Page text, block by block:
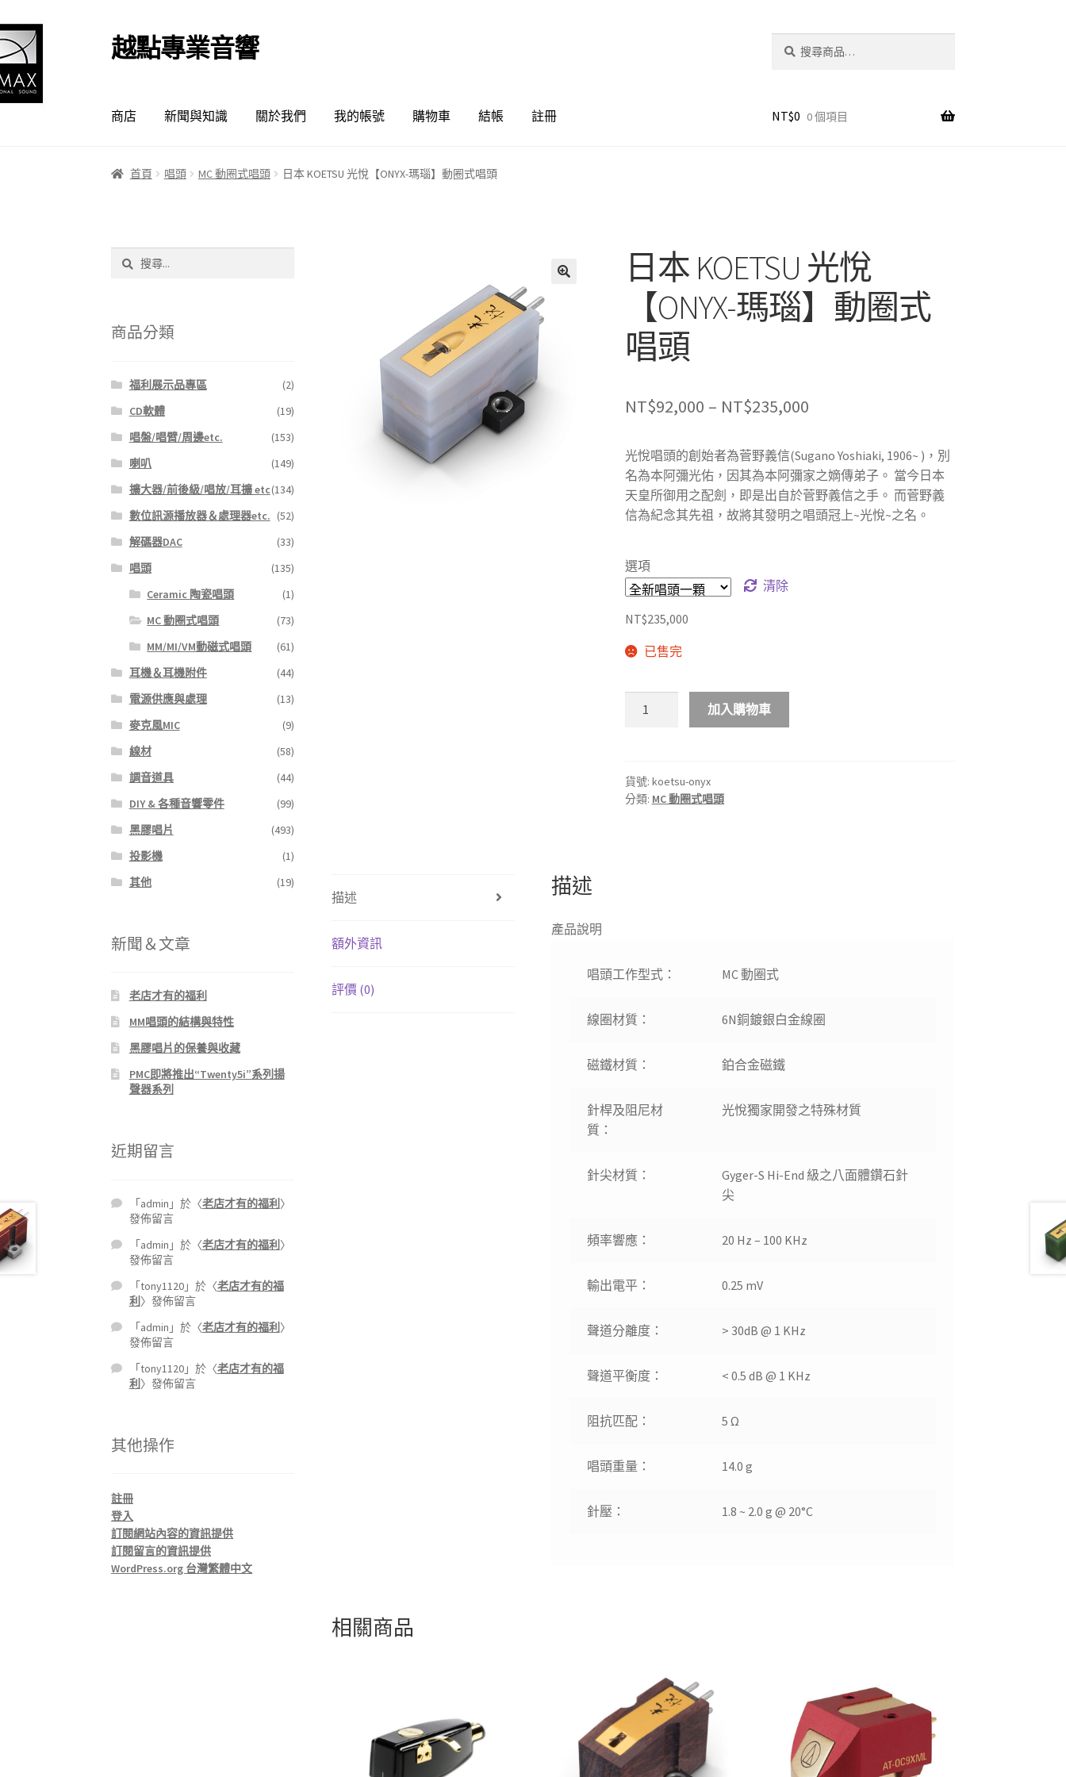
跳
至
列
跳
至
內
越點專業音響
字:
商店 新聞與知識 關於我們 我的帳號 購物車 結帳 註冊 NT$0 0 個項目
首頁 唱頭 MC 動圈式唱頭 日本 KOETSU 光悅【ONYX-瑪瑙】動圈式唱頭
日本 KOETSU 光悅
【ONYX-瑪瑙】動圈式
唱頭
NT$92,000 – NT$235,000價
範
圍：
NT$92,000
光悅唱頭的創始者為菅野義信(Sugano Yoshiaki, 1906~ )，別
名為本阿彌光佑，因其為本阿彌家之嫡傳弟子。 當今日本
天皇所御用之配劍，即是出自於菅野義信之手。 而菅野義
信為紀念其先祖，故將其發明之唱頭冠上~光悅~之名。
選項
清除
NT$235,000
已售完
悅
【ONYX-
量
加入購物車
貨號: koetsu-onyx
分類: MC 動圈式唱頭
描述
額外資訊
評價 (0)
描述
產品說明
唱頭工作型式： MC 動圈式
線圈材質： 6N銅鍍銀白金線圈
磁鐵材質： 鉑合金磁鐵
針桿及阻尼材
質：
光悅獨家開發之特殊材質
針尖材質：
Gyger-S Hi-End 級之八面體鑽石針
尖
頻率響應： 20 Hz – 100 KHz
輸出電平： 0.25 mV
聲道分離度： > 30dB @ 1 KHz
聲道平衡度： < 0.5 dB @ 1 KHz
阻抗匹配： 5 Ω
唱頭重量： 14.0 g
針壓： 1.8 ~ 2.0 g @ 20°C
相關商品
字:
商品分類
福利展示品專區
(2)
CD軟體
(19)
唱盤/唱臂/周邊etc.
(153)
喇叭
(149)
擴大器/前後級/唱放/耳擴 etc(134)
數位訊源播放器＆處理器etc. (52)
解碼器DAC
(33)
唱頭
(135)
Ceramic 陶瓷唱頭
(1)
MC 動圈式唱頭
(73)
MM/MI/VM動磁式唱頭
(61)
耳機＆耳機附件
(44)
電源供應與處理
(13)
麥克風MIC
(9)
線材
(58)
調音道具
(44)
DIY & 各種音響零件
(99)
黑膠唱片
(493)
投影機
(1)
其他
(19)
新聞＆文章
老店才有的福利
MM唱頭的結構與特性
黑膠唱片的保養與收藏
PMC即將推出“Twenty5i”系列揚
聲器系列
近期留言
「admin 」於〈老店才有的福利 〉
發佈留言
「admin 」於〈老店才有的福利 〉
發佈留言
「tony1120」於〈老店才有的福
利 〉發佈留言
「admin 」於〈老店才有的福利 〉
發佈留言
「tony1120」於〈老店才有的福
利 〉發佈留言
其他操作
註冊
登入
訂閱網站內容的資訊提供
訂閱留言的資訊提供
WordPress.org 台灣繁體中文